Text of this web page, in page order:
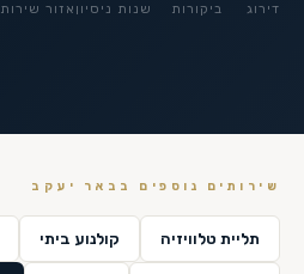
דירוג ביקורות שנות ניסיון אזור שירות
שירותים נוספים ב באר יעקב
תליית טלוויזיה קולנוע ביתי